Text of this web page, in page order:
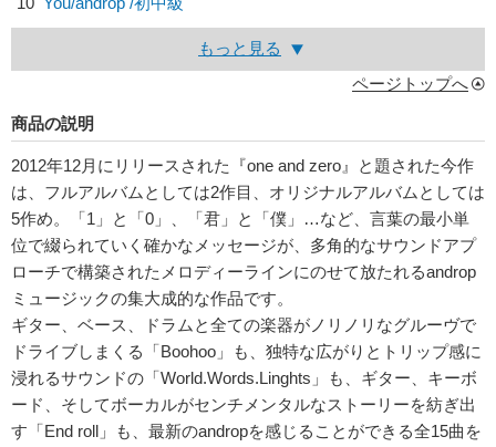
もっと見る
ページトップへ
商品の説明
2012年12月にリリースされた『one and zero』と題された今作
は、フルアルバムとしては2作目、オリジナルアルバムとしては
5作め。「1」と「0」、「君」と「僕」…など、言葉の最小単
位で綴られていく確かなメッセージが、多角的なサウンドアプ
ローチで構築されたメロディーラインにのせて放たれるandrop
ミュージックの集大成的な作品です。
ギター、ベース、ドラムと全ての楽器がノリノリなグルーヴで
ドライブしまくる「Boohoo」も、独特な広がりとトリップ感に
浸れるサウンドの「World.Words.Linghts」も、ギター、キーボ
ード、そしてボーカルがセンチメンタルなストーリーを紡ぎ出
す「End roll」も、最新のandropを感じることができる全15曲を